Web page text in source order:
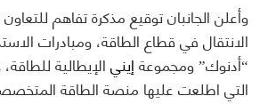
وأعلن الجانبان توقيع مذكرة تفاهم
الانتقال في قطاع الطاقة، ومبادرات
“أدنوك” ومجموعةإينيالإيطالية
التي اطلعت عليها منصة الطاقة